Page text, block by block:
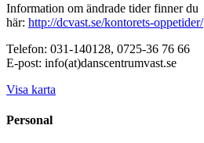
Information om ändrade tider finner du
här: http://dcvast.se/kontorets-oppetider/
Telefon: 031-140128, 0725-36 76 66
E-post: info(at)danscentrumvast.se
Visa karta
Personal